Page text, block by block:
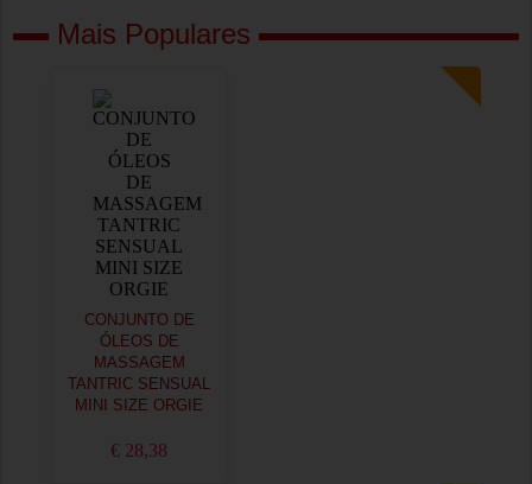
Mais Populares
CONJUNTO DE
ÓLEOS DE
MASSAGEM
TANTRIC SENSUAL
MINI SIZE ORGIE
€ 28,38